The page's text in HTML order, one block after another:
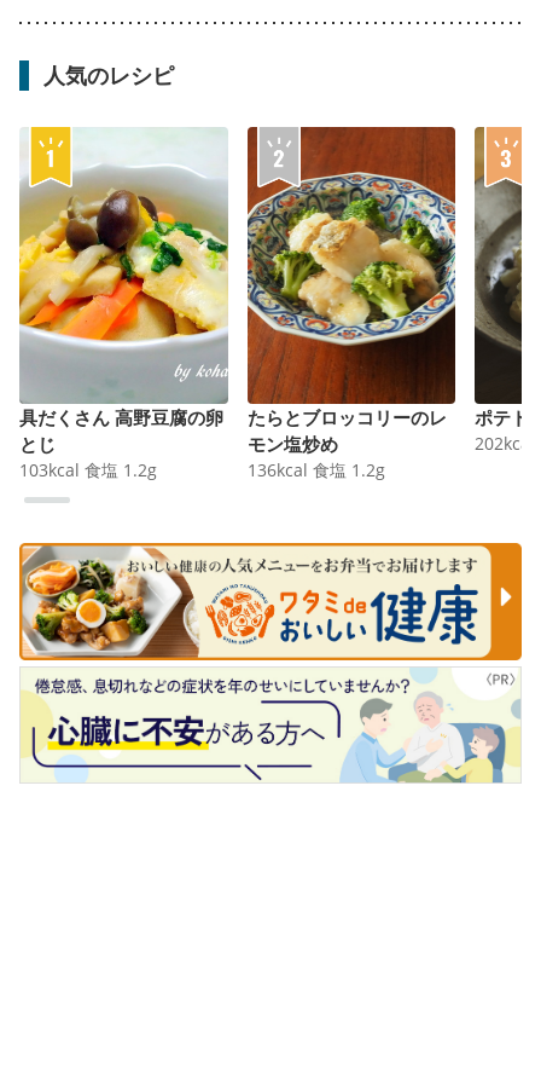
人気のレシピ
具だくさん 高野豆腐の卵
とじ
103kcal 食塩 1.2g
たらとブロッコリーのレ
モン塩炒め
136kcal 食塩 1.2g
ポテト
202kcal